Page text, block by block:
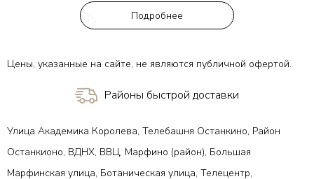
Подробнее
Цены, указанные на сайте, не являются публичной офертой.
Районы быстрой доставки
Улица Академика Королева, Телебашня Останкино, Район
Останкионо, ВДНХ, ВВЦ, Марфино (район), Большая
Марфинская улица, Ботаническая улица, Телецентр,